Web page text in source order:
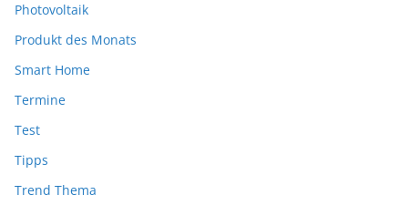
Photovoltaik
Produkt des Monats
Smart Home
Termine
Test
Tipps
Trend Thema